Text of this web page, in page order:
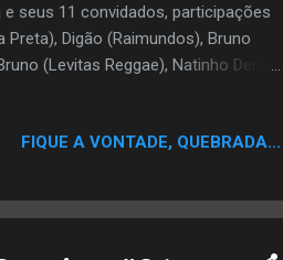
seus 11 convidados, participações
Preta), Digão (Raimundos), Bruno
(Levitas Reggae), Natinho Dente
foi lançada no CD O Alheio
FIQUE A VONTADE, QUEBRADA...